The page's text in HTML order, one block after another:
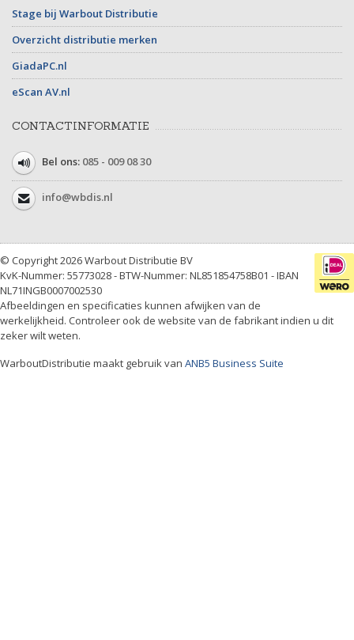
Stage bij Warbout Distributie
Overzicht distributie merken
GiadaPC.nl
eScan AV.nl
CONTACTINFORMATIE
Bel ons: 085 - 009 08 30
info@wbdis.nl
© Copyright 2026 Warbout Distributie BV
KvK-Nummer: 55773028 - BTW-Nummer: NL851854758B01 - IBAN
NL71INGB0007002530
Afbeeldingen en specificaties kunnen afwijken van de
werkelijkheid. Controleer ook de website van de fabrikant indien u dit
zeker wilt weten.
WarboutDistributie maakt gebruik van ANB5 Business Suite